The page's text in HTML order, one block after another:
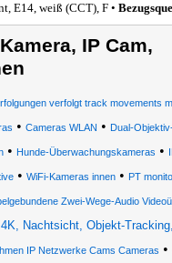
E14, weiß (CCT), F •
IP Cam,
verfolgt track movements
• Cameras WLAN • Dual-
• Hunde-Überwachungskameras •
• WiFi-Kameras innen• PT
Zwei-Wege-Audio
Nachtsicht, Objekt-
IP Netzwerke Cams Cameras •